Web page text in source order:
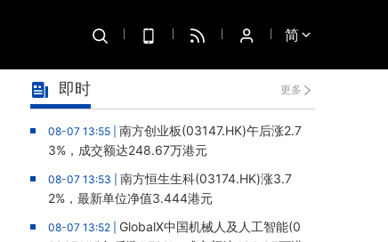
简
即时 更多
08-07 13:55 | 南方创业板(03147.HK)午后涨2.7
3%，成交额达248.67万港元
08-07 13:53 | 南方恒生生科(03174.HK)涨3.7
2%，最新单位净值3.444港元
08-07 13:52 | GlobalX中国机械人及人工智能(0